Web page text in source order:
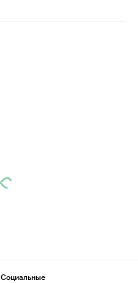
Социальные